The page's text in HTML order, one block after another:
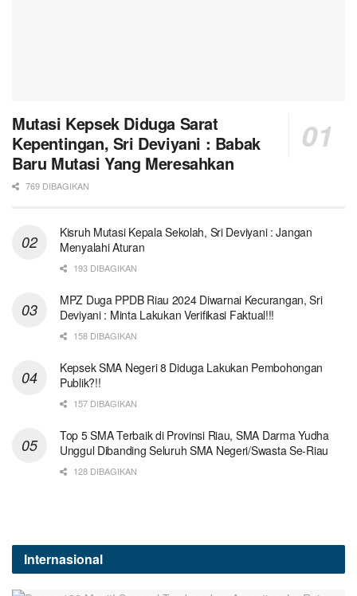
Mutasi Kepsek Diduga Sarat
Kepentingan, Sri Deviyani : Babak
Baru Mutasi Yang Meresahkan
769 DIBAGIKAN
Kisruh Mutasi Kepala Sekolah, Sri Deviyani : Jangan
Menyalahi Aturan
193 DIBAGIKAN
MPZ Duga PPDB Riau 2024 Diwarnai Kecurangan, Sri
Deviyani : Minta Lakukan Verifikasi Faktual!!!
158 DIBAGIKAN
Kepsek SMA Negeri 8 Diduga Lakukan Pembohongan
Publik?!!
157 DIBAGIKAN
Top 5 SMA Terbaik di Provinsi Riau, SMA Darma Yudha
Unggul Dibanding Seluruh SMA Negeri/Swasta Se-Riau
128 DIBAGIKAN
Internasional